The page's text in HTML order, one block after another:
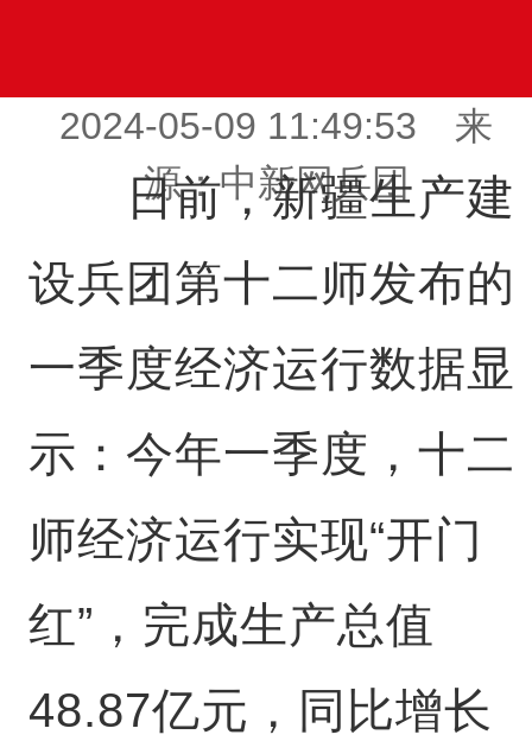
2024-05-09 11:49:53 来
源：中新网兵团
日前，新疆生产建
设兵团第十二师发布的
一季度经济运行数据显
示：今年一季度，十二
师经济运行实现“开门
红”，完成生产总值
48.87亿元，同比增长